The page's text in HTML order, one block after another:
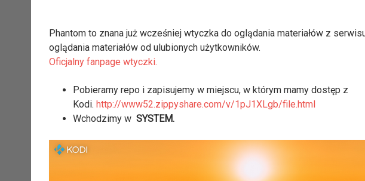
Phantom to znana już wcześniej wtyczka do oglądania materiałów z
oglądania materiałów od ulubionych użytkowników.
Oficjalny fanpage wtyczki.
Pobieramy repo i zapisujemy w miejscu, w którym mamy dostęp z
Kodi. http://www52.zippyshare.com/v/1pJ1XLgb/file.html
Wchodzimy w SYSTEM.